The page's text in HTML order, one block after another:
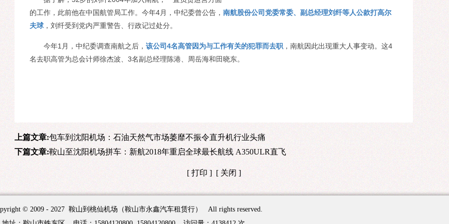
的工作，此前他在中国航管局工作。今年4月，中纪委曾公告， 南航股份公司党委常委、副总经理刘纤等人公款打高尔
夫球 ，刘纤受到党内严重警告、行政记过处分。
今年1月，中纪委调查南航之后， 该公司4名高管因为与工作有关的犯罪而去职 ，南航因此出现重大人事变动。这4
名去职高管为总会计师徐杰波、3名副总经理陈港、周岳海和田晓东。
上篇文章:包车到沈阳机场：石油天然气市场萎靡不振令直升机行业头痛
下篇文章:鞍山至沈阳机场拼车：新航2018年重启全球最长航线 A350ULR直飞
[ 打印 ] [ 关闭 ]
© 2009 - 2027 鞍山到桃仙机场（鞍山市永鑫汽车租赁行） All rights reserved.